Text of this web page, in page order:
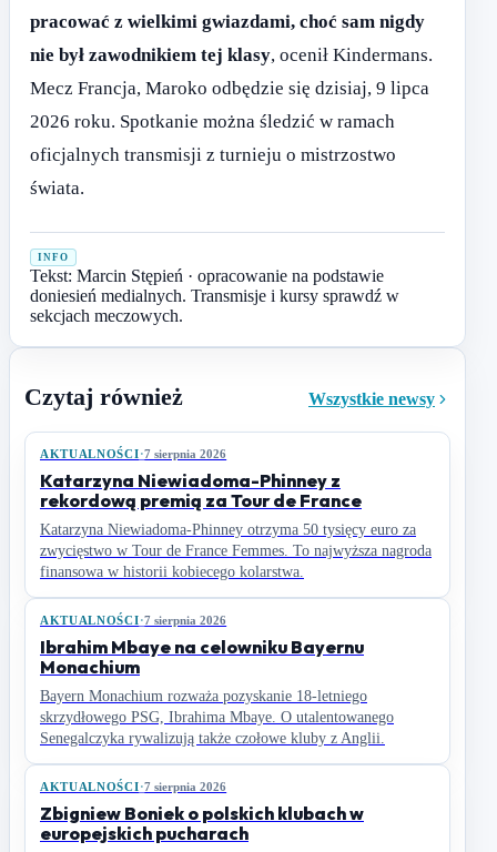
pracować z wielkimi gwiazdami, choć sam nigdy
nie był zawodnikiem tej klasy, ocenił Kindermans.
Mecz Francja, Maroko odbędzie się dzisiaj, 9 lipca
2026 roku. Spotkanie można śledzić w ramach
oficjalnych transmisji z turnieju o mistrzostwo
świata.
INFO
Tekst: Marcin Stępień · opracowanie na podstawie
doniesień medialnych. Transmisje i kursy sprawdź w
sekcjach meczowych.
Czytaj również Wszystkie newsy
AKTUALNOŚCI·7 sierpnia 2026
Katarzyna Niewiadoma-Phinney z
rekordową premią za Tour de France
Katarzyna Niewiadoma-Phinney otrzyma 50 tysięcy euro za
zwycięstwo w Tour de France Femmes. To najwyższa nagroda
finansowa w historii kobiecego kolarstwa.
AKTUALNOŚCI·7 sierpnia 2026
Ibrahim Mbaye na celowniku Bayernu
Monachium
Bayern Monachium rozważa pozyskanie 18-letniego
skrzydłowego PSG, Ibrahima Mbaye. O utalentowanego
Senegalczyka rywalizują także czołowe kluby z Anglii.
AKTUALNOŚCI·7 sierpnia 2026
Zbigniew Boniek o polskich klubach w
europejskich pucharach